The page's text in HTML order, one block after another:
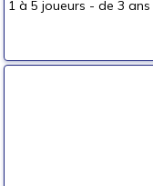
1 à 5 joueurs - de 3